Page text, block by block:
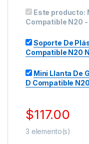
Este producto:
Compatible N20 -
Soporte De
Compatible N20
Mini Llanta De
D Compatible N20
$117.00
3 elemento(s)